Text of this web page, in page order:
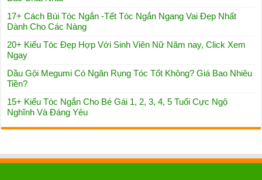
17+ Cách Búi Tóc Ngắn -Tết Tóc Ngắn Ngang Vai Đẹp Nhất
Dành Cho Các Nàng
20+ Kiểu Tóc Đẹp Hợp Với Sinh Viên Nữ Năm nay, Click Xem
Ngay
Dầu Gội Megumi Có Ngăn Rụng Tóc Tốt Không? Giá Bao Nhiêu
Tiền?
15+ Kiểu Tóc Ngắn Cho Bé Gái 1, 2, 3, 4, 5 Tuổi Cực Ngộ
Nghĩnh Và Đáng Yêu